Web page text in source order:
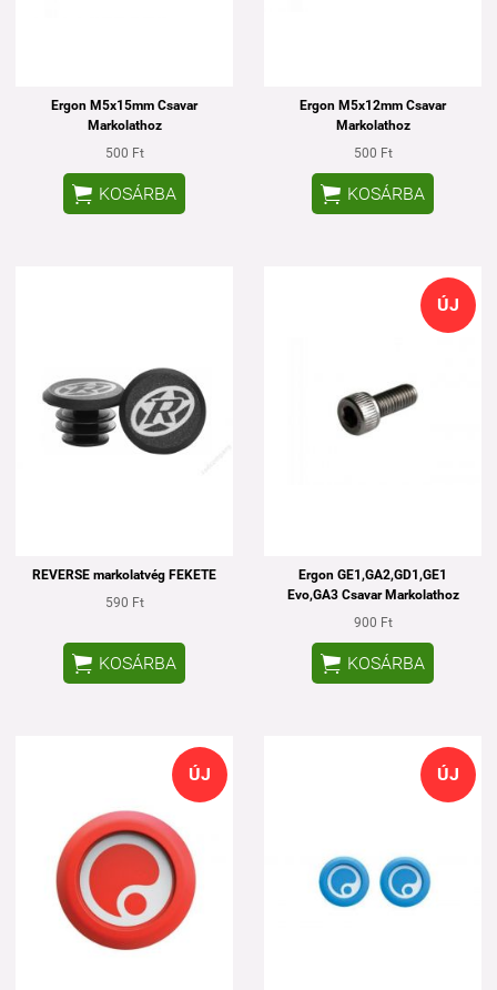
Ergon M5x15mm Csavar
Markolathoz
500 Ft
 KOSÁRBA
Ergon M5x12mm Csavar
Markolathoz
500 Ft
 KOSÁRBA
REVERSE markolatvég FEKETE
590 Ft
 KOSÁRBA
ÚJ
Ergon GE1,GA2,GD1,GE1
Evo,GA3 Csavar Markolathoz
900 Ft
 KOSÁRBA
ÚJ ÚJ